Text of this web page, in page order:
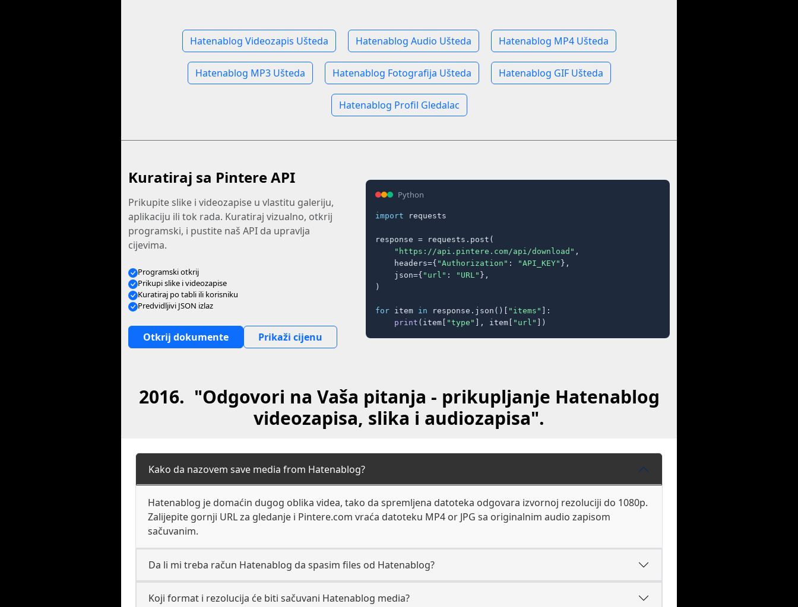
Hatenablog Videozapis Ušteda Hatenablog Audio Ušteda Hatenablog MP4 Ušteda
Hatenablog MP3 Ušteda Hatenablog Fotografija Ušteda Hatenablog GIF Ušteda
Hatenablog Profil Gledalac
Kuratiraj sa Pintere API
Prikupite slike i videozapise u vlastitu galeriju,
aplikaciju ili tok rada. Kuratiraj vizualno, otkrij
programski, i pustite naš API da upravlja
cijevima.
Programski otkrij
Prikupi slike i videozapise
Kuratiraj po tabli ili korisniku
Predvidljivi JSON izlaz
Otkrij dokumente Prikaži cijenu
Python
import requests
response = requests.post(
"https://api.pintere.com/api/download" ,
    headers={
"Authorization" : "API_KEY" },
    json={
"url" : "URL" },
)
for item in response.json()[ "items" ]:
print (item[ "type" ], item[ "url" ])
2016. "Odgovori na Vaša pitanja - prikupljanje Hatenablog
videozapisa, slika i audiozapisa".
Kako da nazovem save media from Hatenablog?
Hatenablog je domaćin dugog oblika videa, tako da spremljena datoteka odgovara izvornoj rezoluciji do 1080p.
Zalijepite gornji URL za gledanje i Pintere.com vraća datoteku MP4 or JPG sa originalnim audio zapisom
sačuvanim.
Da li mi treba račun Hatenablog da spasim files od Hatenablog?
Koji format i rezolucija će biti sačuvani Hatenablog media?